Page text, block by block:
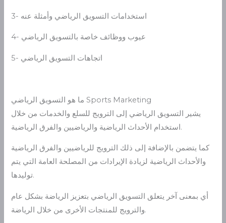
3- استخدامات التسويق الرياضي وأمثلة عنه
4- عيوب ووظائف خاصة بالتسويق الرياضي
5- اتجاهات التسويق الرياضي
ما هو التسويق الرياضي Sports Marketing
يشير التسويق الرياضي إلى الترويج للسلع والخدمات من خلال
استخدام الأحداث الرياضية والرياضيين والفرق الرياضية.
كما يتضمن بالإضافة إلى ذلك الترويج للرياضيين والفرق الرياضية
والأحداث الرياضية لزيادة الإيرادات من المصلحة العامة التي يتم
توليدها.
أي بمعنى آخر يتعلق التسويق الرياضي بتعزيز الرياضة بشكل عام
والترويج للمنتجات الأخرى من خلال الرياضة.